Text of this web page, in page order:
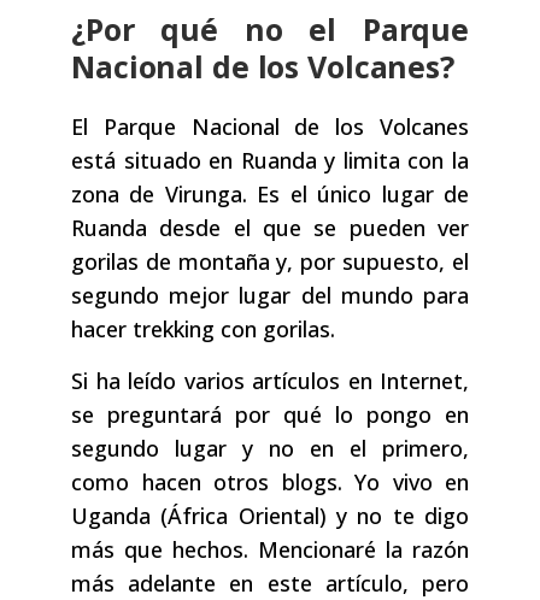
¿Por qué no el Parque
Nacional de los Volcanes?
El Parque Nacional de los Volcanes
está situado en Ruanda y limita con la
zona de Virunga. Es el único lugar de
Ruanda desde el que se pueden ver
gorilas de montaña y, por supuesto, el
segundo mejor lugar del mundo para
hacer trekking con gorilas.
Si ha leído varios artículos en Internet,
se preguntará por qué lo pongo en
segundo lugar y no en el primero,
como hacen otros blogs. Yo vivo en
Uganda (África Oriental) y no te digo
más que hechos. Mencionaré la razón
más adelante en este artículo, pero